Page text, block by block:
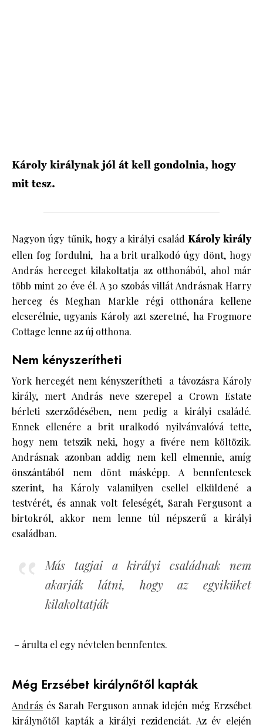
Károly királynak jól át kell gondolnia, hogy
mit tesz.
Nagyon úgy tűnik, hogy a királyi család Károly király
ellen fog fordulni, ha a brit uralkodó úgy dönt, hogy
András herceget kilakoltatja az otthonából, ahol már
több mint 20 éve él. A 30 szobás villát Andrásnak Harry
herceg és Meghan Markle régi otthonára kellene
elcserélnie, ugyanis Károly azt szeretné, ha Frogmore
Cottage lenne az új otthona.
Nem kényszerítheti
York hercegét nem kényszerítheti a távozásra Károly
király, mert András neve szerepel a Crown Estate
bérleti szerződésében, nem pedig a királyi családé.
Ennek ellenére a brit uralkodó nyilvánvalóvá tette,
hogy nem tetszik neki, hogy a fivére nem költözik.
Andrásnak azonban addig nem kell elmennie, amíg
önszántából nem dönt másképp. A bennfentesek
szerint, ha Károly valamilyen csellel elküldené a
testvérét, és annak volt feleségét, Sarah Fergusont a
birtokról, akkor nem lenne túl népszerű a királyi
családban.
Más tagjai a királyi családnak nem
akarják látni, hogy az egyiküket
kilakoltatják
– árulta el egy névtelen bennfentes.
Még Erzsébet királynőtől kapták
András és Sarah Ferguson annak idején még Erzsébet
királynőtől kapták a királyi rezidenciát. Az év elején